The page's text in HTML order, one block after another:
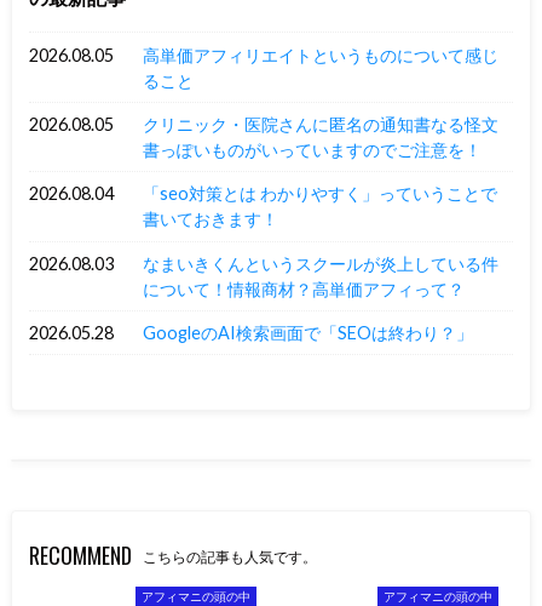
2026.08.05
高単価アフィリエイトというものについて感じ
ること
2026.08.05
クリニック・医院さんに匿名の通知書なる怪文
書っぽいものがいっていますのでご注意を！
2026.08.04
「seo対策とは わかりやすく」っていうことで
書いておきます！
2026.08.03
なまいきくんというスクールが炎上している件
について！情報商材？高単価アフィって？
2026.05.28 GoogleのAI検索画面で「SEOは終わり？」
RECOMMEND こちらの記事も人気です。
アフィマニの頭の中 アフィマニの頭の中